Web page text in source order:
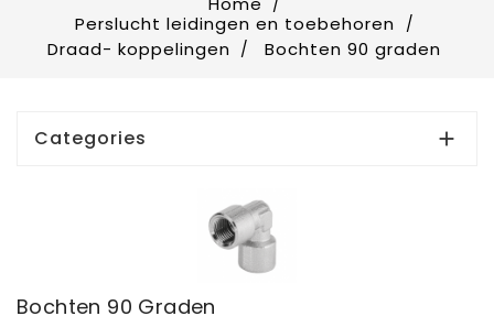
Perslucht leidingen en toebehoren
Draad- koppelingen
Bochten 90 graden
Categories 
Bochten 90 Graden